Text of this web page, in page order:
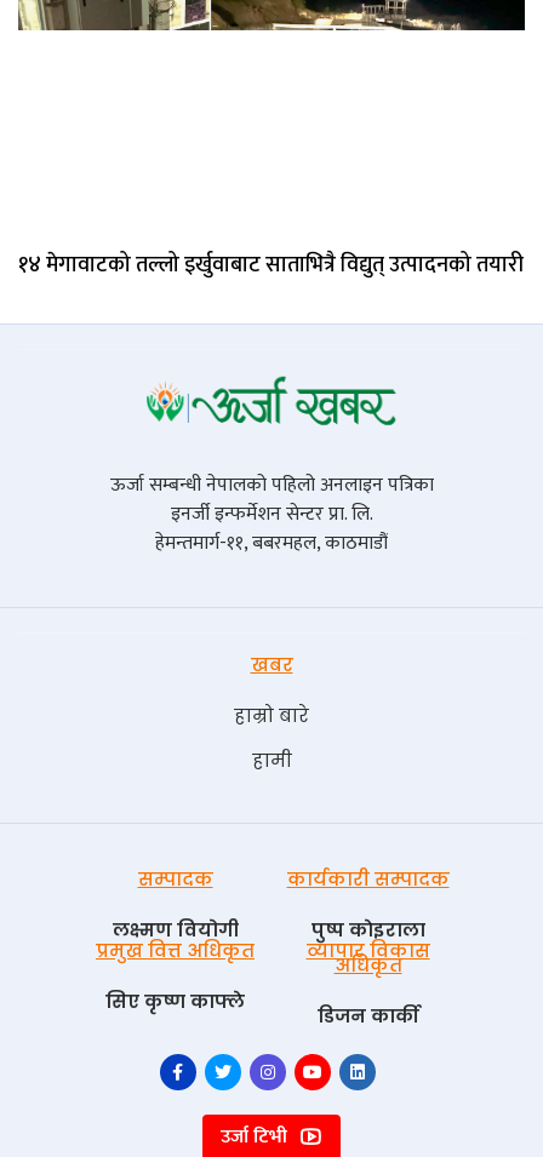
१४ मेगावाटको तल्लो इर्खुवाबाट साताभित्रै विद्युत् उत्पादनको तयारी
ऊर्जा सम्बन्धी नेपालको पहिलो अनलाइन पत्रिका
इनर्जी इन्फर्मेशन सेन्टर प्रा. लि.
हेमन्तमार्ग-११, बबरमहल, काठमाडौं
खबर
हाम्रो बारे
हामी
सम्पादक
लक्ष्मण वियोगी
कार्यकारी सम्पादक
पुष्प काेइराला
प्रमुख वित्त अधिकृत
सिए कृष्ण काफ्ले
व्यापार विकास
अधिकृत
डिजन कार्की
उर्जा टिभी